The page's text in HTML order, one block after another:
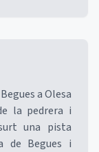
a Olesa
la pedrera i
una pista
de Begues i